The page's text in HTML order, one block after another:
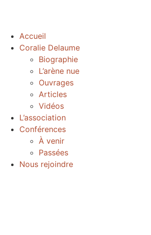
Accueil
Coralie Delaume
Biographie
L’arène nue
Ouvrages
Articles
Vidéos
L’association
Conférences
À venir
Passées
Nous rejoindre